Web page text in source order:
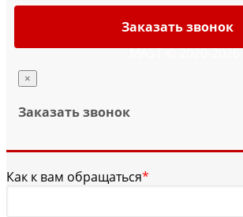
Заказать звонок
MAST © 2020-2026
×
Заказать звонок
Как к вам обращаться*